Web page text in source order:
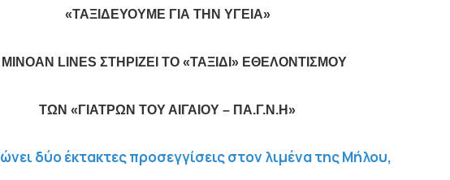
«ΤΑΞΙΔΕΥΟΥΜΕ ΓΙΑ ΤΗΝ ΥΓΕΙΑ»
MINOAN LINES ΣΤΗΡΙΖΕΙ ΤΟ «ΤΑΞΙΔΙ» ΕΘΕΛΟΝΤΙΣΜΟΥ
ΤΩΝ «ΓΙΑΤΡΩΝ ΤΟΥ ΑΙΓΑΙΟΥ – ΠΑ.Γ.Ν.Η»
δύο έκτακτες προσεγγίσεις στον λιμένα της Μήλου,